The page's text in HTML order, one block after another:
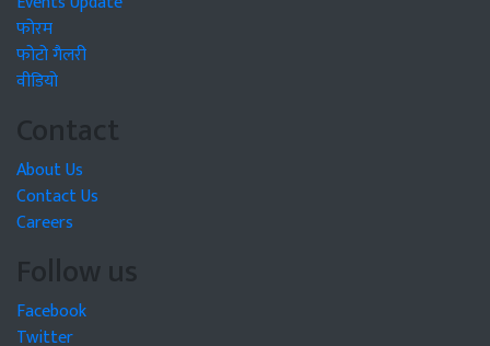
फोरम
फोटो गैलरी
वीडियो
Contact
About Us
Contact Us
Careers
Follow us
Facebook
Twitter